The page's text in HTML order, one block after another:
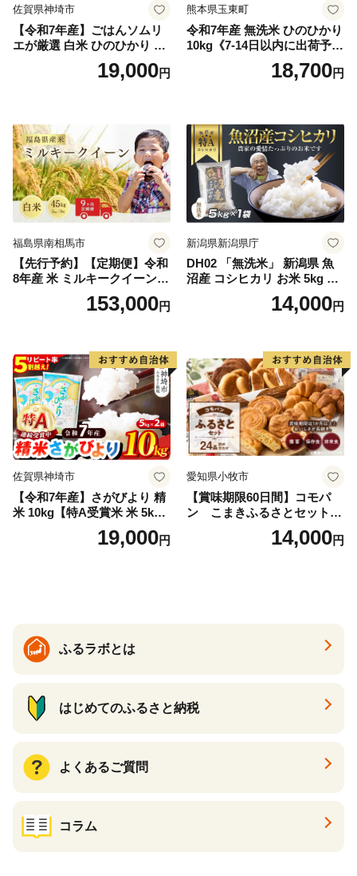
佐賀県神埼市
【令和7年産】ごはんソムリ
エが厳選 白米 ひのひかり 10
米 10kg 5kg×2 ひのひかり ブ
19,000円
熊本県玉東町
令和7年産 無洗米 ひのひかり
10kg《7-14日以内に出荷予定
(土日祝除く)》コメ 米 無洗米
令和7年産 高レビュー｜人気
18,700円
福島県南相馬市
【先行予約】【定期便】令和
8年産 米 ミルキークイーン
白米 45kg (5kg×9回) | ミルキ
ークイーン 米5kg 福島 福島
福島県 南相馬市 cu006-ae
153,000円
新潟県新潟県庁
DH02 「無洗米」 新潟県 魚
沼産 コシヒカリ お米 5kg こ
しひかり 精米 米（お米の美
味しい炊き方ガイド付き）
14,000円
佐賀県神埼市
【令和7年産】さがびより 精
米 10kg【特A受賞米 米 5kg×
2袋 お米 コメ こめ 国産 美味
しい ブランド米 人気 ランキ
19,000円
愛知県小牧市
【賞味期限60日間】コモパ
ン こまきふるさとセット
（24個入り）／災害用備蓄
保存食 非常食 防災グッズに
14,000円
ふるラボとは
はじめてのふるさと納税
よくあるご質問
コラム